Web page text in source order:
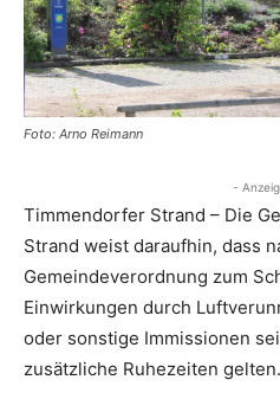
Foto: Arno Reimann
-
Timmendorfer Strand – Die
Strand weist daraufhin, dass
Gemeindeverordnung zum
Einwirkungen durch
oder sonstige Immissionen
zusätzliche Ruhezeiten gelten.